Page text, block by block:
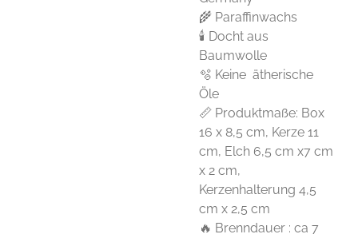
🌾 Paraffinwachs
🕯 Docht aus
Baumwolle
🫧 Keine ätherische
Öle
📏 Produktmaße: Box
16 x 8,5 cm, Kerze 11
cm, Elch 6,5 cm x7 cm
x 2 cm,
Kerzenhalterung 4,5
cm x 2,5 cm
🔥 Brenndauer : ca 7